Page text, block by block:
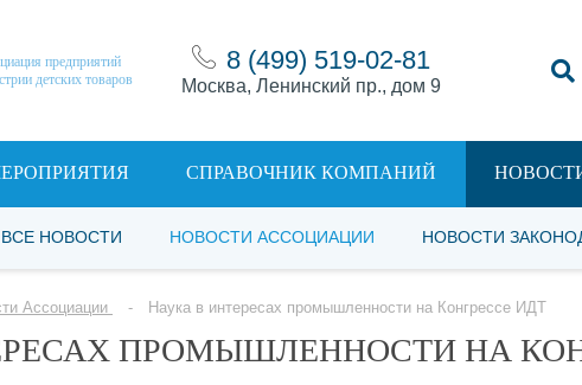
предприятий
детских товаров
8 (499) 519-02-81
Москва, Ленинский пр., дом 9
СПРАВОЧНИК КОМПАНИЙ
ВСЕ НОВОСТИ НОВОСТИ АССОЦИАЦИИ НОВОСТИ
Ассоциации Наука в интересах промышленности на Конгрессе ИДТ
ПРОМЫШЛЕННОСТИ НА